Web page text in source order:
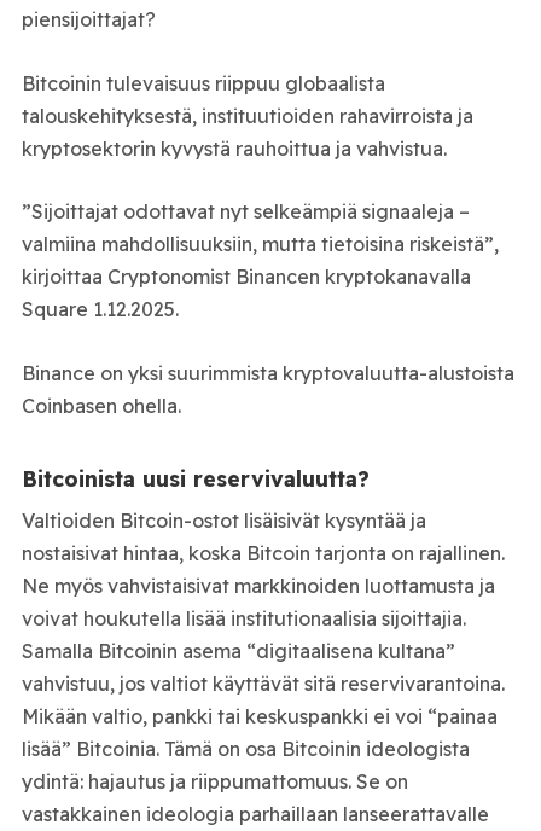
piensijoittajat?
Bitcoinin tulevaisuus riippuu globaalista
talouskehityksestä, instituutioiden rahavirroista ja
kryptosektorin kyvystä rauhoittua ja vahvistua.
”Sijoittajat odottavat nyt selkeämpiä signaaleja –
valmiina mahdollisuuksiin, mutta tietoisina riskeistä”,
kirjoittaa Cryptonomist Binancen kryptokanavalla
Square 1.12.2025.
Binance on yksi suurimmista kryptovaluutta-alustoista
Coinbasen ohella.
Bitcoinista uusi reservivaluutta?
Valtioiden Bitcoin-ostot lisäisivät kysyntää ja
nostaisivat hintaa, koska Bitcoin tarjonta on rajallinen.
Ne myös vahvistaisivat markkinoiden luottamusta ja
voivat houkutella lisää institutionaalisia sijoittajia.
Samalla Bitcoinin asema “digitaalisena kultana”
vahvistuu, jos valtiot käyttävät sitä reservivarantoina.
Mikään valtio, pankki tai keskuspankki ei voi “painaa
lisää” Bitcoinia. Tämä on osa Bitcoinin ideologista
ydintä: hajautus ja riippumattomuus. Se on
vastakkainen ideologia parhaillaan lanseerattavalle